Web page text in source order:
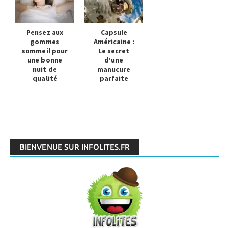
Pensez aux
gommes
sommeil pour
une bonne
nuit de
qualité
Capsule
Américaine :
Le secret
d’une
manucure
parfaite
BIENVENUE SUR INFOLITES.FR